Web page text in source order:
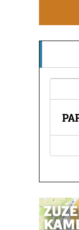
TABERNA